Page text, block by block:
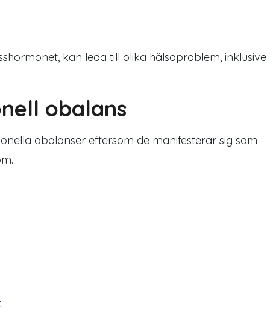
kan leda till olika hälsoproblem, inklusive
obalans
obalanser eftersom de manifesterar sig som